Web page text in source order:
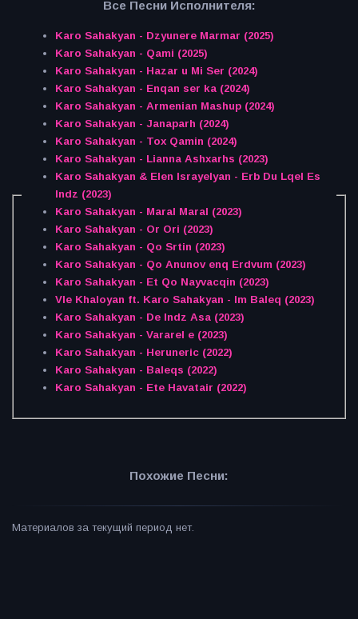
Все Песни Исполнителя:
Karo Sahakyan - Dzyunere Marmar (2025)
Karo Sahakyan - Qami (2025)
Karo Sahakyan - Hazar u Mi Ser (2024)
Karo Sahakyan - Enqan ser ka (2024)
Karo Sahakyan - Armenian Mashup (2024)
Karo Sahakyan - Janaparh (2024)
Karo Sahakyan - Tox Qamin (2024)
Karo Sahakyan - Lianna Ashxarhs (2023)
Karo Sahakyan & Elen Israyelyan - Erb Du Lqel Es
Indz (2023)
Karo Sahakyan - Maral Maral (2023)
Karo Sahakyan - Or Ori (2023)
Karo Sahakyan - Qo Srtin (2023)
Karo Sahakyan - Qo Anunov enq Erdvum (2023)
Karo Sahakyan - Et Qo Nayvacqin (2023)
Vle Khaloyan ft. Karo Sahakyan - Im Baleq (2023)
Karo Sahakyan - De Indz Asa (2023)
Karo Sahakyan - Vararel e (2023)
Karo Sahakyan - Heruneric (2022)
Karo Sahakyan - Baleqs (2022)
Karo Sahakyan - Ete Havatair (2022)
Похожие Песни:
Материалов за текущий период нет.